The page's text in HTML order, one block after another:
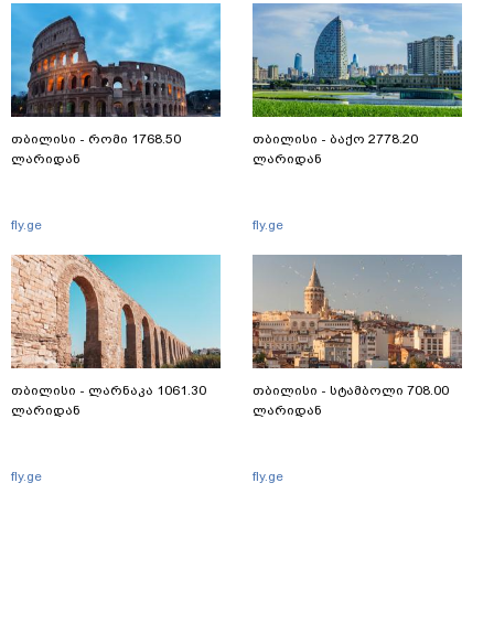
თბილისი - რომი 1768.50
ლარიდან
fly.ge
თბილისი - ლარნაკა 1061.30
ლარიდან
fly.ge
თბილისი - ბაქო 2778.20
ლარიდან
fly.ge
თბილისი - სტამბოლი 708.00
ლარიდან
fly.ge